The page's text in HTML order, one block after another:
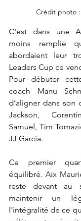
Crédit photo :
C'est dans une
moins remplie
abordaient leur
Leaders Cup ce
Pour débuter
coach Manu
d’aligner dans
Jackson,
Samuel, Tim
JJ Garcia.
Ce premier
équilibré. Aix
reste devant au
maintenir un
l'intégralité de ce